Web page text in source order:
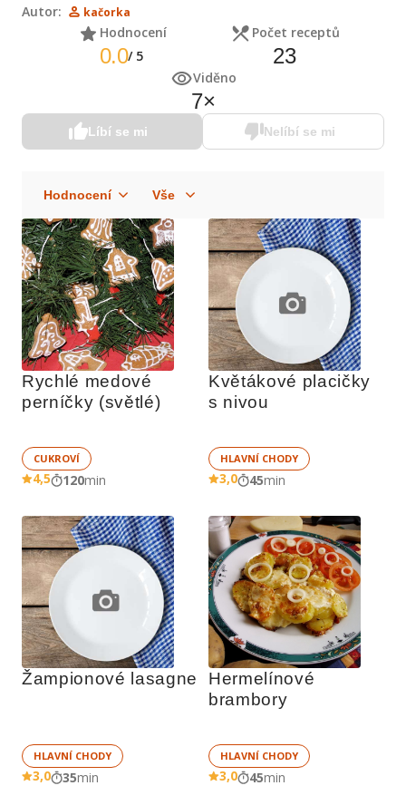
Autor: kačorka
Hodnocení
0.0/ 5
Počet receptů
23
Viděno
7×
Líbí se mi Nelíbí se mi
Rychlé medové
perníčky (světlé)
CUKROVÍ
4,5 120min
Květákové placičky
s nivou
HLAVNÍ CHODY
3,0 45min
Žampionové lasagne
HLAVNÍ CHODY
3,0 35min
Hermelínové
brambory
HLAVNÍ CHODY
3,0 45min